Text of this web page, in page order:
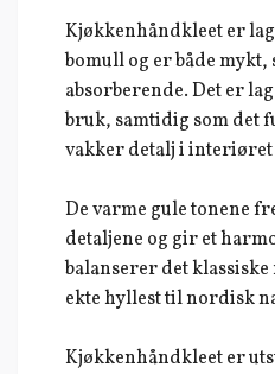
Kjøkkenhåndkleet er
bomull og er både
absorberende. Det er
bruk, samtidig som det
vakker detalj i
De varme gule tonene
detaljene og gir et
balanserer det
ekte hyllest til nordisk
Kjøkkenhåndkleet er